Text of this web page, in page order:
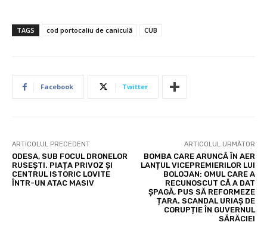
TAGS cod portocaliu de caniculă CUB
Facebook Twitter
ARTICOLUL PRECEDENT
ODESA, SUB FOCUL DRONELOR
RUSEȘTI. PIAȚA PRIVOZ ȘI
CENTRUL ISTORIC LOVITE
ÎNTR-UN ATAC MASIV
ARTICOLUL URMĂTOR
BOMBA CARE ARUNCĂ ÎN AER
LANȚUL VICEPREMIERILOR LUI
BOLOJAN: OMUL CARE A
RECUNOSCUT CĂ A DAT
ȘPAGĂ, PUS SĂ REFORMEZE
ȚARA. SCANDAL URIAȘ DE
CORUPȚIE ÎN GUVERNUL
SĂRĂCIEI